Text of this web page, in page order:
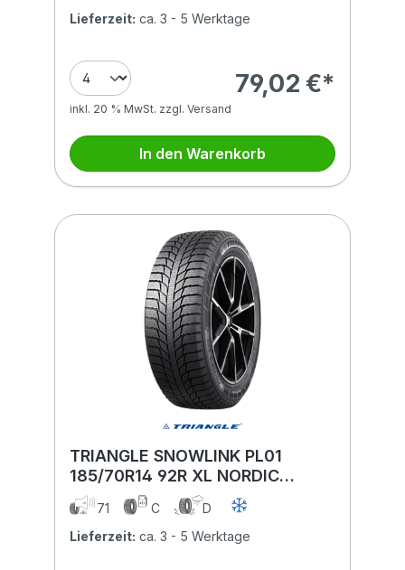
Lieferzeit: ca. 3 - 5 Werktage
79,02 €*
inkl. 20 % MwSt. zzgl. Versand
In den Warenkorb
TRIANGLE SNOWLINK PL01
185/70R14 92R XL NORDIC
COMPOUND BSW
71 C
D
Lieferzeit: ca. 3 - 5 Werktage